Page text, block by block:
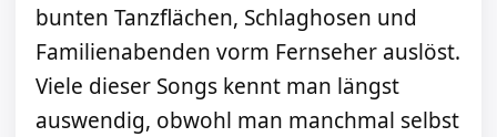
bunten Tanzflächen, Schlaghosen und
Familienabenden vorm Fernseher auslöst.
Viele dieser Songs kennt man längst
auswendig, obwohl man manchmal selbst